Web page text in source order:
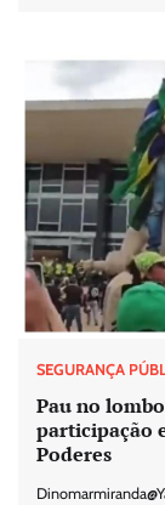
SEGURANÇA
Pau no
participação
Poderes